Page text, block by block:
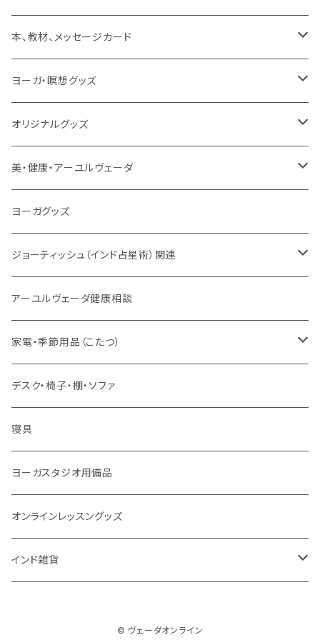
動画
本／資料（PDFデータ）
トウドウ作品
マントラ（ヴェーダ）
イミー・ウーイ・メッセージ
ヴェーダプラカーシャ・トウドウ
サンスクリット讃歌、叙事詩
インド古典音楽
ほか
タンブーラ（オンデマンド/海外直送）
電子タンブーラ
マントラBOX
本、教材、メッセージカード
本
ヴェーダプラカーシャ・トウドウ著作
サンスクリット教材
ヨーガ・瞑想グッズ
シンギングボール
チベタンベル、ティンシャ
線香
法具・珠数・神仏象
ヤントラ
宝石
雑貨
ブランケット
オリジナルグッズ
Tシャツ
VEDAヤントラロゴ入り
スマホケース
VEDA CENTER ヤントラロゴ入り
美・健康・アーユルヴェーダ
健康全般/アーユルヴェーダ
ボディケア
ヘアケア
アイドロップ
点鼻オイル
オーガニック・アーユルヴェーダ
ヨーガ / 瞑想
毎日の生活目的
女性ケア
男性ケア
ヨーガグッズ
ジョーティッシュ（インド占星術）関連
総合相談
３問コース
５問コース
相性診断
長期予測
誕生時間選定
大まかな誕生時間
誕生時間不明
ヤジニャ / 宝石 / マントラ / 名付け
吉日選定
アーユルヴェーダ健康相談
家電・季節用品（こたつ）
季節・空調家電
こたつ・こたつ用品
デスク・椅子・棚・ソファ
寝具
ヨーガスタジオ用備品
オンラインレッスングッズ
インド雑貨
© ヴェーダオンライン